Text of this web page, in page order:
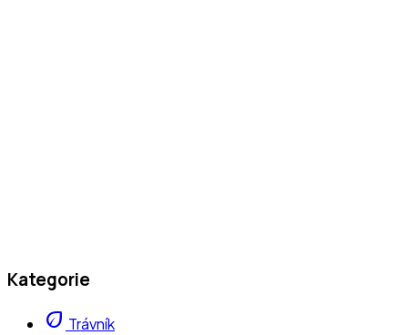
Kategorie
eco Trávník